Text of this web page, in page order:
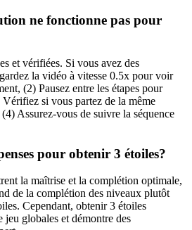
ne fonctionne pas pour
et vérifiées. Si vous avez des
la vidéo à vitesse 0.5x pour voir
(2) Pausez entre les étapes pour
si vous partez de la même
Assurez-vous de suivre la séquence
pour obtenir 3 étoiles?
la maîtrise et la complétion optimale,
de la complétion des niveaux plutôt
Cependant, obtenir 3 étoiles
jeu globales et démontre des